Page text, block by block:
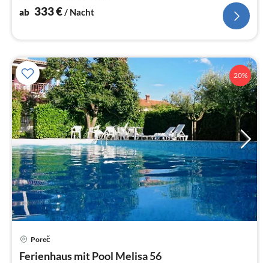
ab 333€/ Nacht
20%
Poreč
Ferienhaus mit Pool Melisa 56